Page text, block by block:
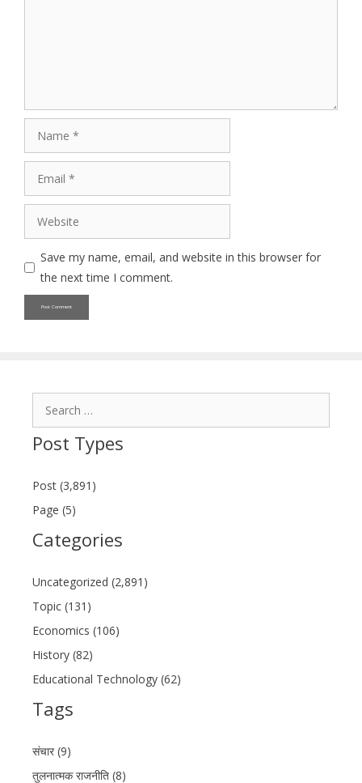
Website
Save my name, email, and website in this browser for
the next time I comment.
Post Types
Post (3,891)
Page (5)
Categories
Uncategorized (2,891)
Topic (131)
Economics (106)
History (82)
Educational Technology (62)
Tags
संचार (9)
तुलनात्मक राजनीति (8)